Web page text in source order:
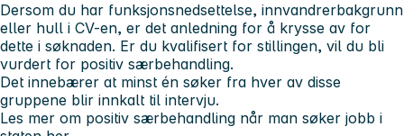
Dersom du har funksjonsnedsettelse, innvandrerbakgrunn
eller hull i CV-en, er det anledning for å krysse av for
dette i søknaden. Er du kvalifisert for stillingen, vil du bli
vurdert for positiv særbehandling.
Det innebærer at minst én søker fra hver av disse
gruppene blir innkalt til intervju.
Les mer om positiv særbehandling når man søker jobb i